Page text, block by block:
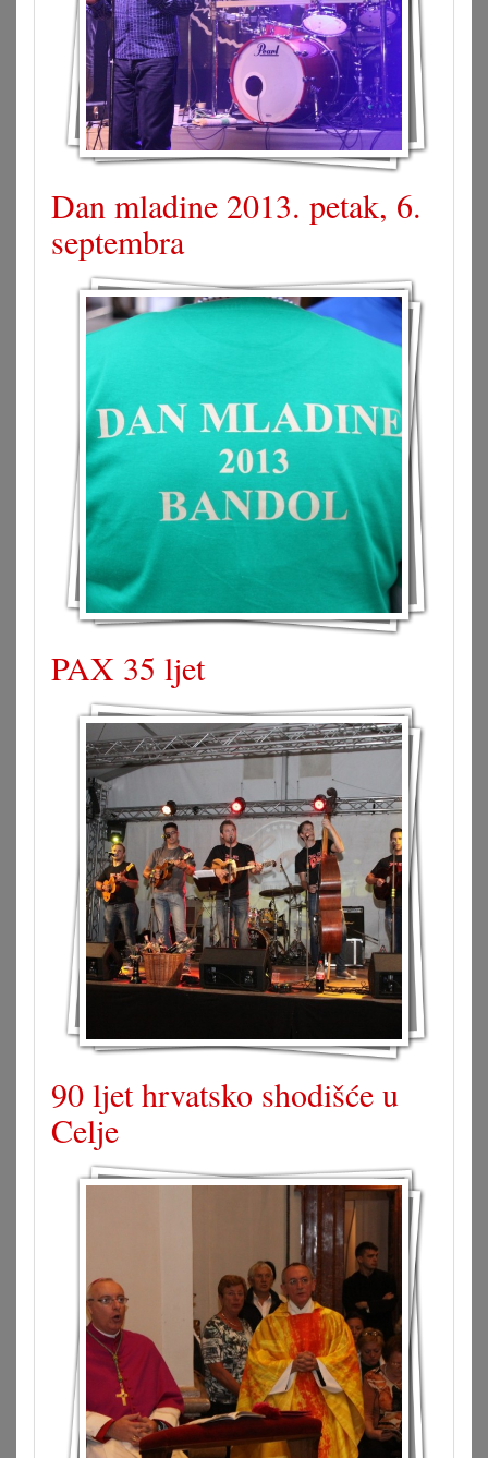
Dan mladine 2013. petak, 6.
septembra
PAX 35 ljet
90 ljet hrvatsko shodišće u
Celje